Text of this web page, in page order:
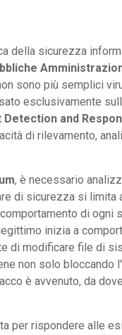
della sicurezza
sono più semplici
esclusivamente
Detection and
di rilevamento,
, è necessario
di sicurezza si limita
di ogni
inizia a
di modificare file di
non solo bloccando
è avvenuto, da
per rispondere alle